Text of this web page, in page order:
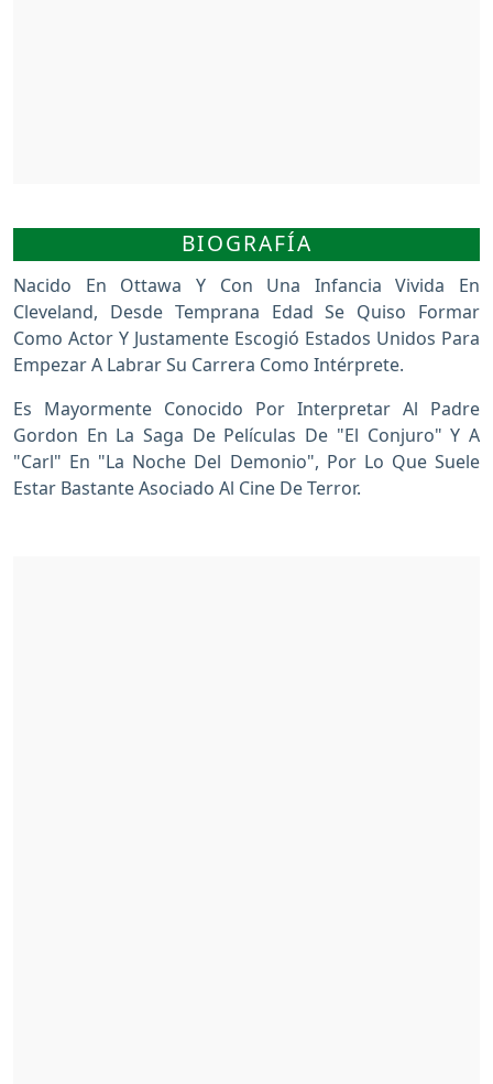
BIOGRAFÍA
Nacido En Ottawa Y Con Una Infancia Vivida En
Cleveland, Desde Temprana Edad Se Quiso Formar
Como Actor Y Justamente Escogió Estados Unidos Para
Empezar A Labrar Su Carrera Como Intérprete.
Es Mayormente Conocido Por Interpretar Al Padre
Gordon En La Saga De Películas De "El Conjuro" Y A
"Carl" En "La Noche Del Demonio", Por Lo Que Suele
Estar Bastante Asociado Al Cine De Terror.